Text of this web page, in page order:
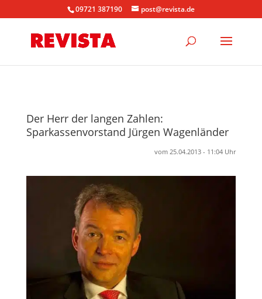
09721 387190 post@revista.de
Der Herr der langen Zahlen:
Sparkassenvorstand Jürgen Wagenländer
vom 25.04.2013 - 11:04 Uhr